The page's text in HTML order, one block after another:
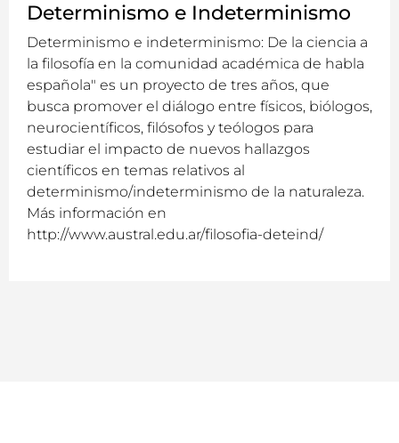
Determinismo e Indeterminismo
Determinismo e indeterminismo: De la ciencia a
la filosofía en la comunidad académica de habla
española" es un proyecto de tres años, que
busca promover el diálogo entre físicos, biólogos,
neurocientíficos, filósofos y teólogos para
estudiar el impacto de nuevos hallazgos
científicos en temas relativos al
determinismo/indeterminismo de la naturaleza.
Más información en
http://www.austral.edu.ar/filosofia-deteind/